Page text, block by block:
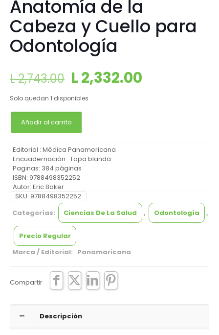
Anatomía de la
Cabeza y Cuello para
Odontología
L2,743.00 L2,332.00
Solo quedan 1 disponibles
Añadir al carrito
Editorial : Médica Panamericana
Encuadernación : Tapa blanda
Paginas: 384 páginas
ISBN: 9788498352252
Autor: Eric Baker
SKU: 9788498352252
Categorías:
Ciencias De La Salud , Odontología ,
Precio Regular
Marca / Editorial: Panamaricana
Compartir
Descripción